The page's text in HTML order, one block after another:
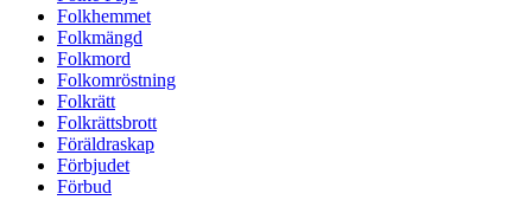
Folkhemmet
Folkmängd
Folkmord
Folkomröstning
Folkrätt
Folkrättsbrott
Föräldraskap
Förbjudet
Förbud